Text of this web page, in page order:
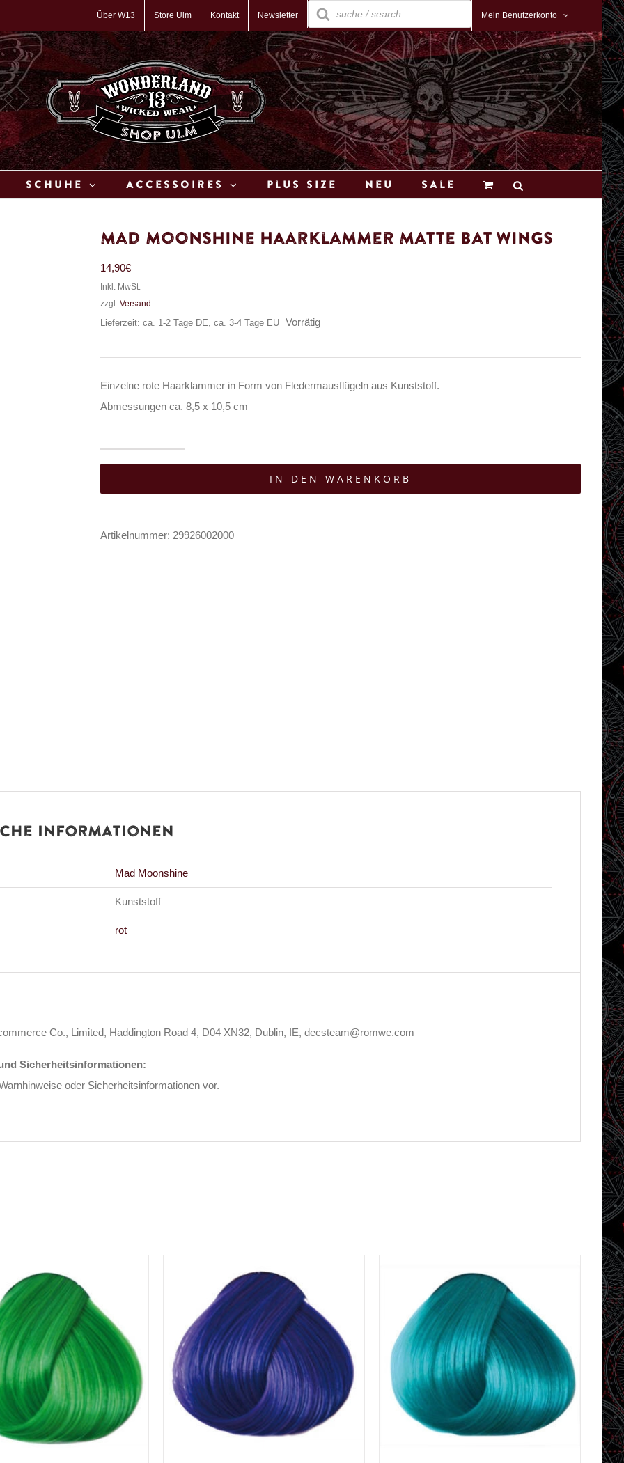
Über W13 Store Ulm Kontakt Newsletter
Products
search
Mein Benutzerkonto
Schuhe Accessoires Plus Size Neu Sale
Mad Moonshine Haarklammer Matte Bat Wings
14,90€
Inkl. MwSt.
zzgl. Versand
Lieferzeit: ca. 1-2 Tage DE, ca. 3-4 Tage EU
Vorrätig
Einzelne rote Haarklammer in Form von Fledermausflügeln aus Kunststoff.
Abmessungen ca. 8,5 x 10,5 cm
Bat
IN DEN WARENKORB
Artikelnummer: 29926002000
Informationen
Mad Moonshine
Kunststoff
rot
Co., Limited, Haddington Road 4, D04 XN32, Dublin, IE, decsteam@romwe.com
Sicherheitsinformationen:
oder Sicherheitsinformationen vor.